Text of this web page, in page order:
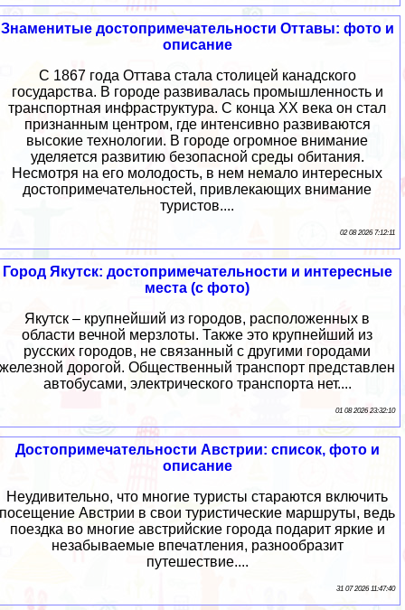
Знаменитые достопримечательности Оттавы: фото и
описание
С 1867 года Оттава стала столицей канадского
государства. В городе развивалась промышленность и
транспортная инфраструктура. С конца XX века он стал
признанным центром, где интенсивно развиваются
высокие технологии. В городе огромное внимание
уделяется развитию безопасной среды обитания.
Несмотря на его молодость, в нем немало интересных
достопримечательностей, привлекающих внимание
туристов....
02 08 2026 7:12:11
Город Якутск: достопримечательности и интересные
места (с фото)
Якутск – крупнейший из городов, расположенных в
области вечной мерзлоты. Также это крупнейший из
русских городов, не связанный с другими городами
железной дорогой. Общественный транспорт представлен
автобусами, электрического транспорта нет....
01 08 2026 23:32:10
Достопримечательности Австрии: список, фото и
описание
Неудивительно, что многие туристы стараются включить
посещение Австрии в свои туристические маршруты, ведь
поездка во многие австрийские города подарит яркие и
незабываемые впечатления, разнообразит
путешествие....
31 07 2026 11:47:40